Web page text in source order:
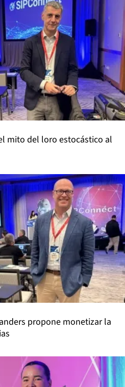
mito del loro estocástico al
propone monetizar la